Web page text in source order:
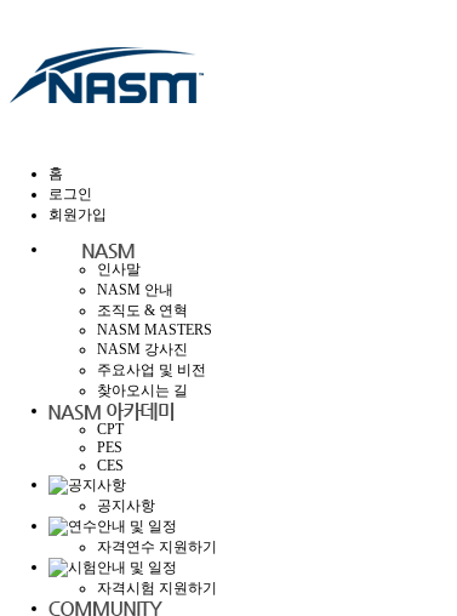
홈
로그인
회원가입
인사말
NASM 안내
조직도 & 연혁
NASM MASTERS
NASM 강사진
주요사업 및 비전
찾아오시는 길
CPT
PES
CES
공지사항
자격연수 지원하기
자격시험 지원하기